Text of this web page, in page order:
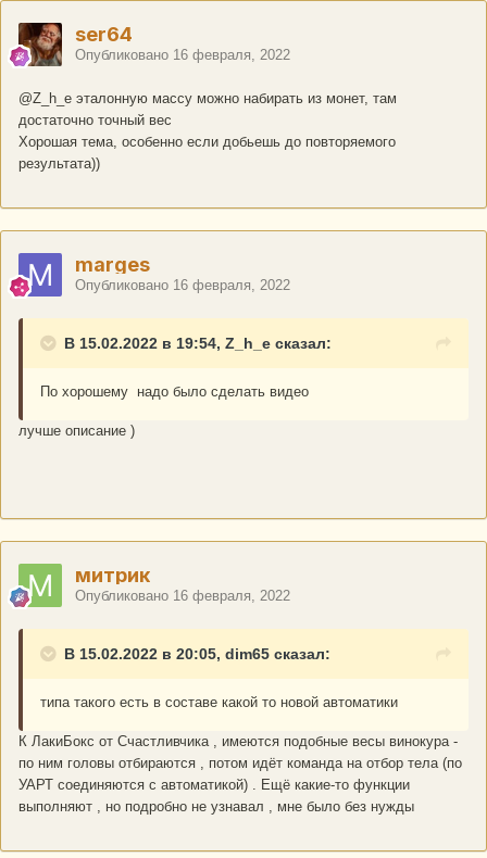
ser64
Опубликовано 16 февраля, 2022
@Z_h_e эталонную массу можно набирать из монет, там
достаточно точный вес
Хорошая тема, особенно если добьешь до повторяемого
результата))
marges
Опубликовано 16 февраля, 2022
В 15.02.2022 в 19:54, Z_h_e сказал:
По хорошему надо было сделать видео
лучше описание )
митрик
Опубликовано 16 февраля, 2022
В 15.02.2022 в 20:05, dim65 сказал:
типа такого есть в составе какой то новой автоматики
К ЛакиБокс от Счастливчика , имеются подобные весы винокура -
по ним головы отбираются , потом идёт команда на отбор тела (по
УАРТ соединяются с автоматикой) . Ещё какие-то функции
выполняют , но подробно не узнавал , мне было без нужды